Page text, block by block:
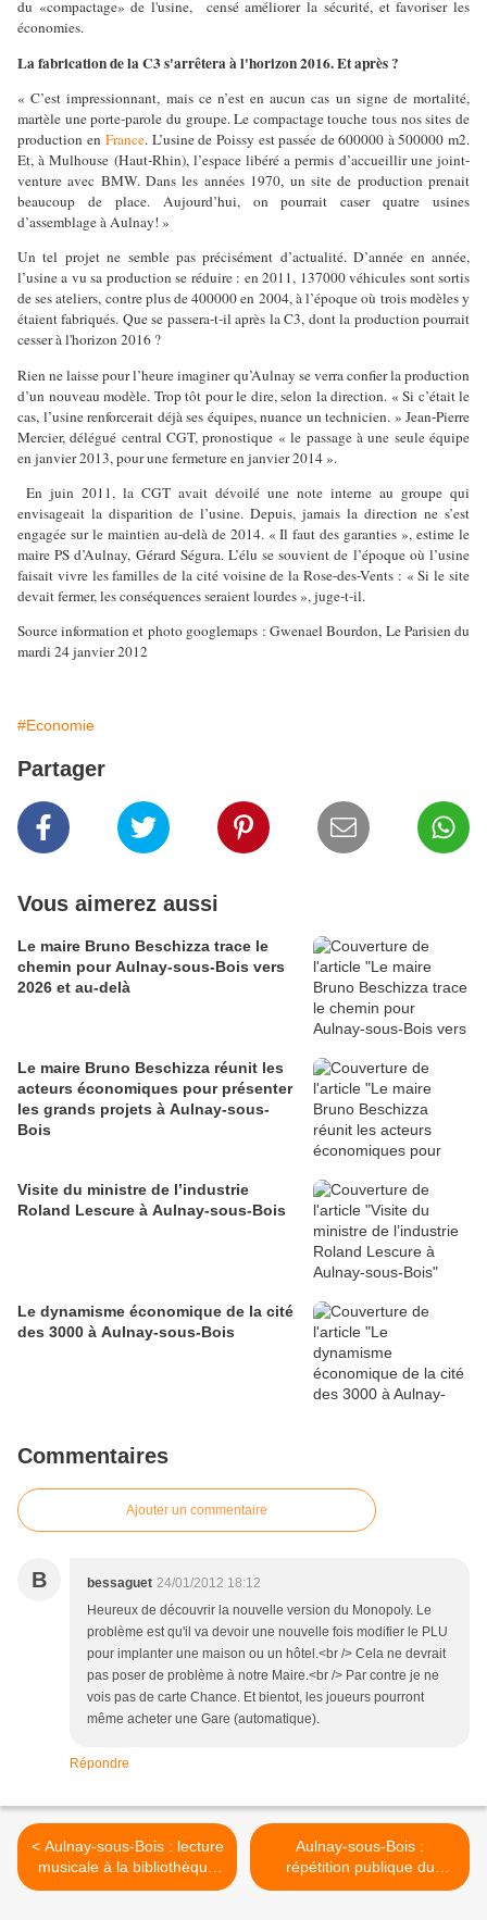
du «compactage» de l'usine,
censé améliorer la sécurité, et favoriser les
économies.
La fabrication de la C3 s'arrêtera à l'horizon 2016. Et après ?
« C’est impressionnant, mais ce n’est en aucun cas un signe de mortalité,
martèle une porte-parole du groupe. Le compactage touche tous nos sites de
production en France. L’usine de Poissy est passée de 600000 à 500000 m2.
Et, à Mulhouse (Haut-Rhin), l’espace libéré a permis d’accueillir une joint-
venture avec BMW. Dans les années 1970, un site de production prenait
beaucoup de place. Aujourd’hui, on pourrait caser quatre usines
d’assemblage à Aulnay! »
Un tel projet ne semble pas précisément d’actualité. D’année en année,
l’usine a vu sa production se réduire : en 2011, 137000 véhicules sont sortis
de ses ateliers, contre plus de 400000 en 2004, à l’époque où trois modèles y
étaient fabriqués. Que se passera-t-il après la C3, dont la production pourrait
cesser à l'horizon 2016 ?
Rien ne laisse pour l’heure imaginer qu’Aulnay se verra confier la production
d’un nouveau modèle. Trop tôt pour le dire, selon la direction. « Si c’était le
cas, l’usine renforcerait déjà ses équipes, nuance un technicien. » Jean-Pierre
Mercier, délégué central CGT, pronostique « le passage à une seule équipe
en janvier 2013, pour une fermeture en janvier 2014 ».
En juin 2011, la CGT avait dévoilé une note interne au groupe qui
envisageait la disparition de l’usine. Depuis, jamais la direction ne s’est
engagée sur le maintien au-delà de 2014. « Il faut des garanties », estime le
maire PS d’Aulnay, Gérard Ségura. L’élu se souvient de l’époque où l’usine
faisait vivre les familles de la cité voisine de la Rose-des-Vents : « Si le site
devait fermer, les conséquences seraient lourdes », juge-t-il.
Source information et photo googlemaps : Gwenael Bourdon, Le Parisien du
mardi 24 janvier 2012
#Economie
Partager
Vous aimerez aussi
Le maire Bruno Beschizza trace le
chemin pour Aulnay-sous-Bois vers
2026 et au-delà
Le maire Bruno Beschizza réunit les
acteurs économiques pour présenter
les grands projets à Aulnay-sous-
Bois
Visite du ministre de l’industrie
Roland Lescure à Aulnay-sous-Bois
Le dynamisme économique de la cité
des 3000 à Aulnay-sous-Bois
Commentaires
Ajouter un commentaire
B bessaguet 24/01/2012 18:12
Heureux de découvrir la nouvelle version du Monopoly. Le
problème est qu'il va devoir une nouvelle fois modifier le PLU
pour implanter une maison ou un hôtel.<br /> Cela ne devrait
pas poser de problème à notre Maire.<br /> Par contre je ne
vois pas de carte Chance. Et bientot, les joueurs pourront
même acheter une Gare (automatique).
Répondre
< Aulnay-sous-Bois : lecture
musicale à la bibliothèque
Dumont le 26 janvier
Aulnay-sous-Bois :
répétition publique du
spectacle Territoires au